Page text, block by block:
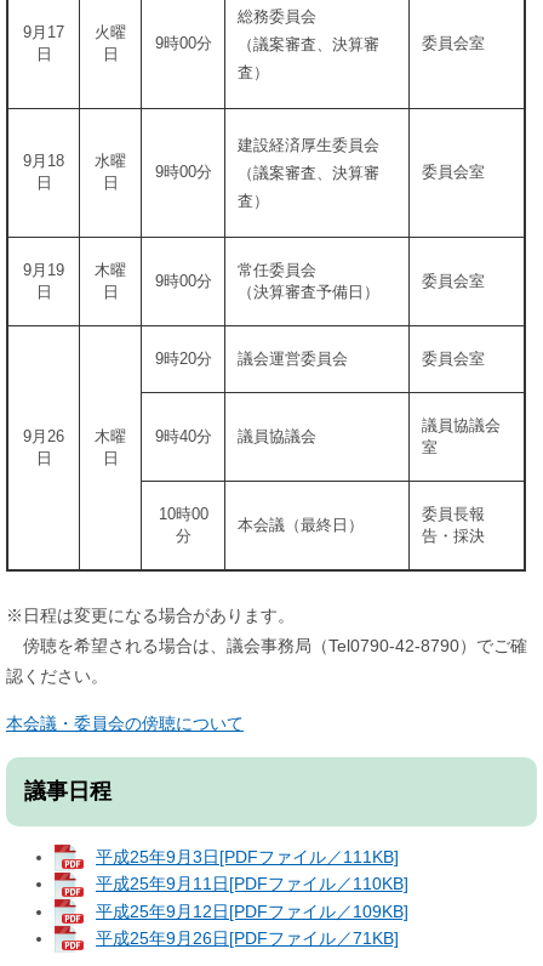
9月17
日
火曜
日
9時00分
総務委員会
（議案審査、決算審
査）
委員会室
9月18
日
水曜
日
9時00分
建設経済厚生委員会
（議案審査、決算審
査）
委員会室
9月19
日
木曜
日
9時00分
常任委員会
（決算審査予備日）
委員会室
9月26
日
木曜
日
9時20分 議会運営委員会 委員会室
9時40分 議員協議会
議員協議会
室
10時00
分
本会議（最終日）
委員長報
告・採決
※日程は変更になる場合があります。
傍聴を希望される場合は、議会事務局（Tel0790-42-8790）でご確
認ください。
本会議・委員会の傍聴について
議事日程
平成25年9月3日[PDFファイル／111KB]
平成25年9月11日[PDFファイル／110KB]
平成25年9月12日[PDFファイル／109KB]
平成25年9月26日[PDFファイル／71KB]